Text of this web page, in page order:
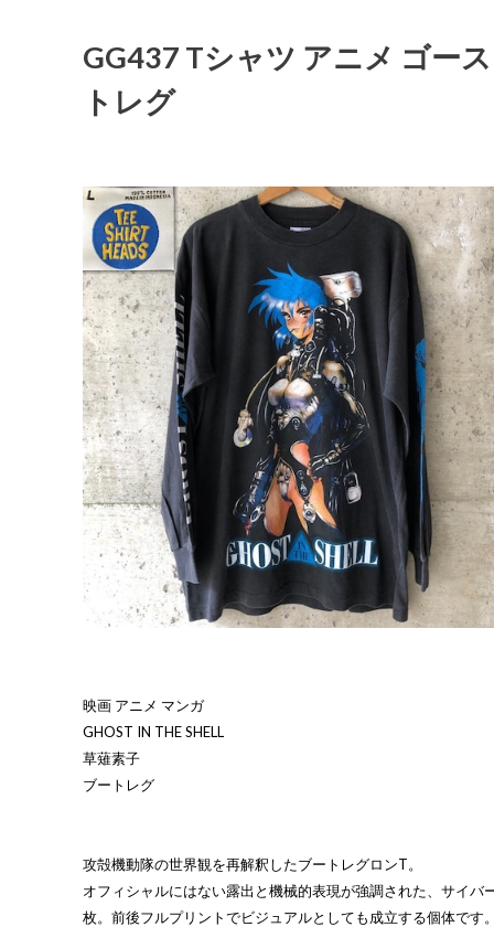
GG437 Tシャツ アニメ ゴー
トレグ
映画 アニメ マンガ
GHOST IN THE SHELL
草薙素子
ブートレグ
攻殻機動隊の世界観を再解釈したブートレグロンT。
オフィシャルにはない露出と機械的表現が強調された、サイバ
枚。前後フルプリントでビジュアルとしても成立する個体です